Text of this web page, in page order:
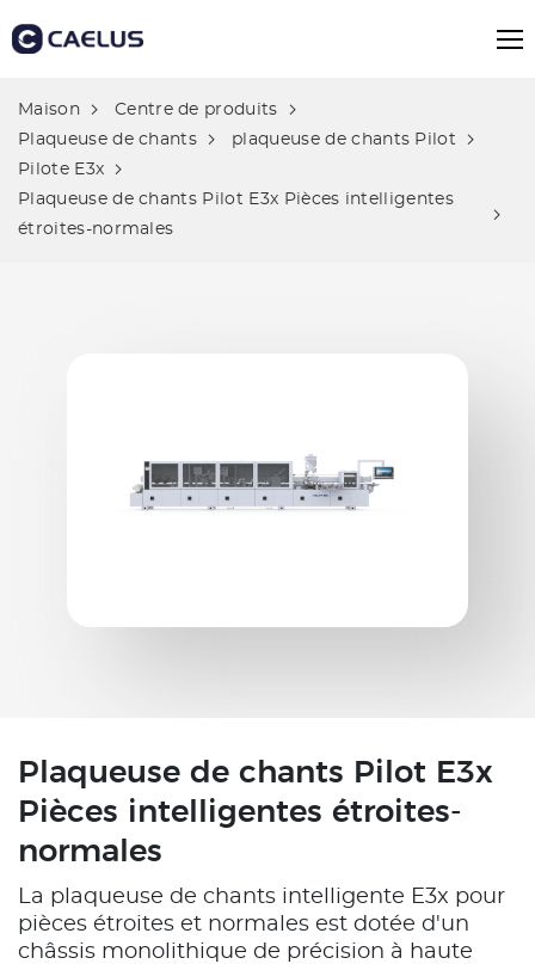
Maison
Centre de produits
Plaqueuse de chants
plaqueuse de chants Pilot
Pilote E3x
Plaqueuse de chants Pilot E3x Pièces intelligentes
étroites-normales
Plaqueuse de chants Pilot E3x
Pièces intelligentes étroites-
normales
La plaqueuse de chants intelligente E3x pour
pièces étroites et normales est dotée d'un
châssis monolithique de précision à haute